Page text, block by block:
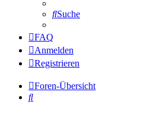
Suche
FAQ
Anmelden
Registrieren
Foren-Übersicht
Suche